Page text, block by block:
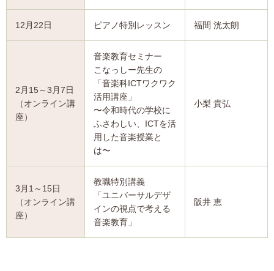
12月22日 ピアノ特別レッスン 福間 洸太朗
2月15～3月7日
（オンライン講
座）
音楽教育セミナー
こなっしー先生の
「音楽科ICTワクワク
活用講座」
〜令和時代の学校に
ふさわしい、ICTを活
用した音楽授業と
は〜
小梨 貴弘
3月1～15日
（オンライン講
座）
教職特別講義
「ユニバーサルデザ
インの視点で考える
音楽教育」
阪井 恵